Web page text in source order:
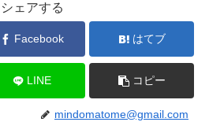
シェアする
Facebook はてブ
LINE コピー
mindomatome@gmail.com